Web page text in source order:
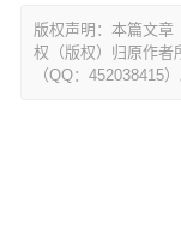
版权声明：本篇文章
权（版权）归原作者
（QQ：452038415